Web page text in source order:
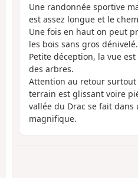
Une randonnée sportive
est assez longue et le
Une fois en haut on peut
les bois sans gros dénivelé.
Petite déception, la vue
des arbres.
Attention au retour
terrain est glissant voire
vallée du Drac se fait
magnifique.